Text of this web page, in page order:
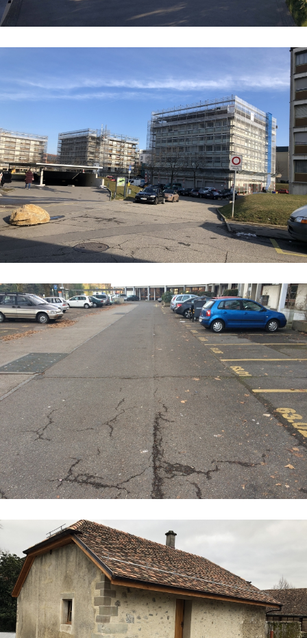
Surélévations
Génie civil
Transformations, Rénovations, Assainissements